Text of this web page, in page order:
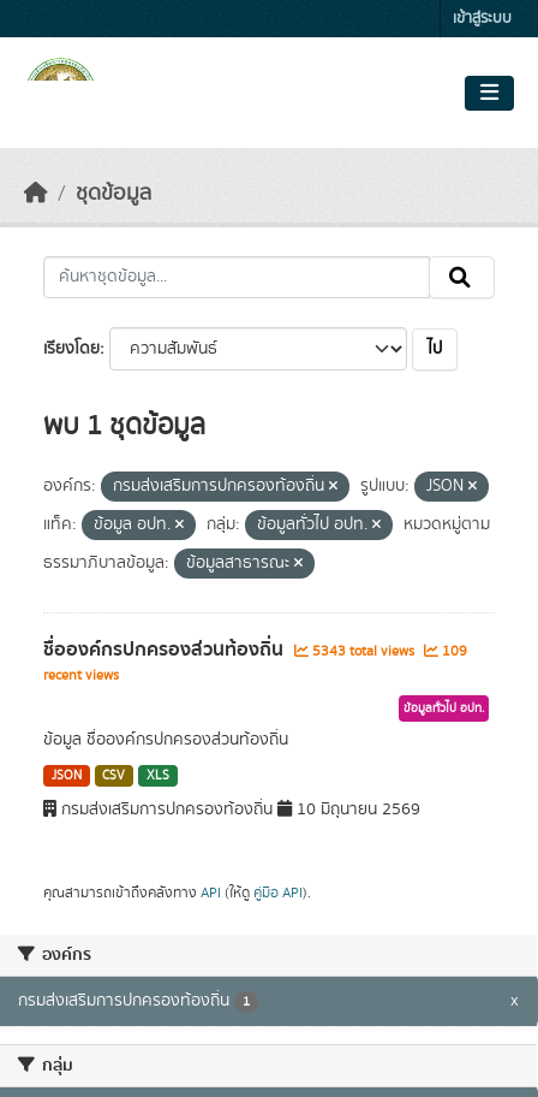
เข้าสู่ระบบ
ชุดข้อมูล
องค์กร
กรมส่งเสริมการปกครองท้องถิ่น 1 x
กลุ่ม
เรียงโดย ไป
พบ 1 ชุดข้อมูล
องค์กร: กรมส่งเสริมการปกครองท้องถิ่น รูปแบบ:
JSON
แท็ค:
ข้อมูล อปท. กลุ่ม: ข้อมูลทั่วไป อปท.
หมวดหมู่ตาม
ธรรมาภิบาลข้อมูล:
ข้อมูลสาธารณะ
ชื่อองค์กรปกครองส่วนท้องถิ่น 5343 total views
109
recent views
ข้อมูลทั่วไป อปท.
ข้อมูล ชื่อองค์กรปกครองส่วนท้องถิ่น
JSON CSV XLS
กรมส่งเสริมการปกครองท้องถิ่น 10 มิถุนายน 2569
คุณสามารถเข้าถึงคลังทาง API (ให้ดู คู่มือ API).